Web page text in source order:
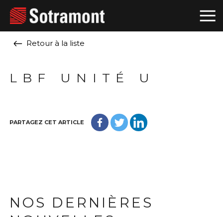
Retour à la liste
LBF UNITÉ U
PARTAGEZ CET ARTICLE
NOS DERNIÈRES